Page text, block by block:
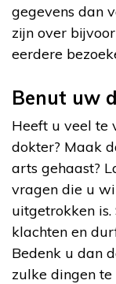
gegevens dan
zijn over
eerdere
Benut uw
Heeft u veel te
dokter? Maak
arts gehaast?
vragen die u
uitgetrokken
klachten en
Bedenk u dan
zulke dingen te